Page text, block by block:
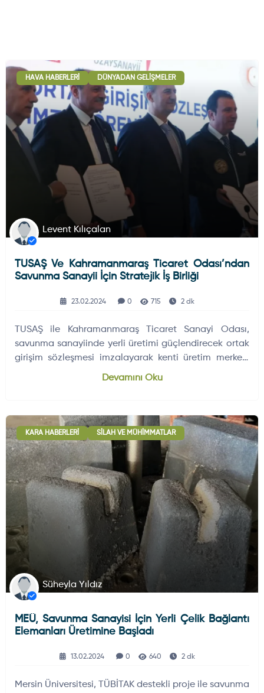
HAVA HABERLERI DÜNYADAN GELIŞMELER
Levent Kılıçalan
TUSAŞ Ve Kahramanmaraş Ticaret Odası’ndan
Savunma Sanayii İçin Stratejik İş Birliği
23.02.2024 0 715 2 dk
TUSAŞ ile Kahramanmaraş Ticaret Sanayi Odası,
savunma sanayiinde yerli üretimi güçlendirecek ortak
girişim sözleşmesi imzalayarak kenti üretim merkezi
Devamını Oku
KARA HABERLERI SILAH VE MÜHIMMATLAR
Süheyla Yıldız
MEÜ, Savunma Sanayisi İçin Yerli Çelik Bağlantı
Elemanları Üretimine Başladı
13.02.2024 0 640 2 dk
Mersin Üniversitesi, TÜBİTAK destekli proje ile savunma